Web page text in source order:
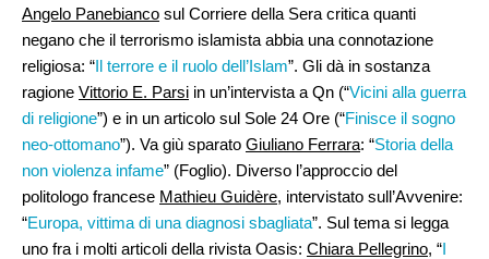
Angelo Panebianco sul Corriere della Sera critica quanti
negano che il terrorismo islamista abbia una connotazione
religiosa: “Il terrore e il ruolo dell’Islam”. Gli dà in sostanza
ragione Vittorio E. Parsi in un’intervista a Qn (“Vicini alla guerra
di religione”) e in un articolo sul Sole 24 Ore (“Finisce il sogno
neo-ottomano”). Va giù sparato Giuliano Ferrara: “Storia della
non violenza infame” (Foglio). Diverso l’approccio del
politologo francese Mathieu Guidère, intervistato sull’Avvenire:
“Europa, vittima di una diagnosi sbagliata”. Sul tema si legga
uno fra i molti articoli della rivista Oasis: Chiara Pellegrino, “I